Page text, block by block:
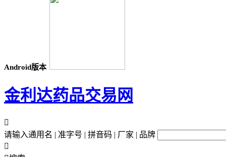
Android版本
金利达药品交易网

请输入通用名 | 准字号 | 拼音码 | 厂家 | 品牌
